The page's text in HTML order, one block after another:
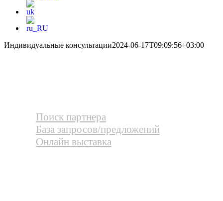
Индивидуальные консультации2024-06-17T09:09:56+03:00
Поиск партнера
База запросов/предложений
Онлайн выставка